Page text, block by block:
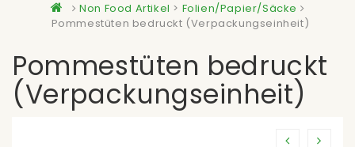
Non Food Artikel > Folien/Papier/Säcke
Pommestüten bedruckt (Verpackungseinheit)
Pommestüten bedruckt
(Verpackungseinheit)